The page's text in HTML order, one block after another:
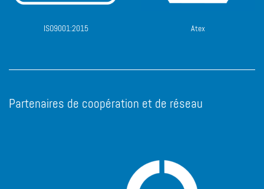
ISO9001:2015 Atex
Partenaires de coopération et de réseau